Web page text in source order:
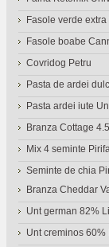
Fasole verde
Fasole boabe
Covridog Petru
Pasta de ardei
Pasta ardei iute
Branza Cottage
Mix 4 seminte
Seminte de chia
Branza Cheddar
Unt german 82%
Unt creminos 60%